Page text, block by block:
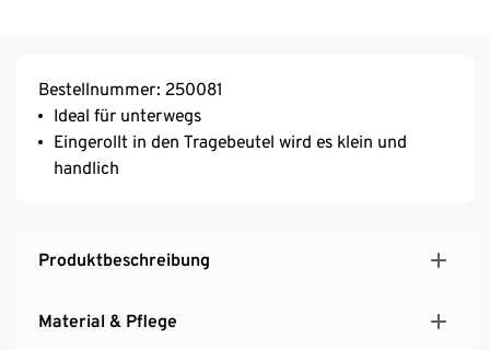
Bestellnummer: 250081
Ideal für unterwegs
Eingerollt in den Tragebeutel wird es klein und
handlich
Produktbeschreibung
Material & Pflege